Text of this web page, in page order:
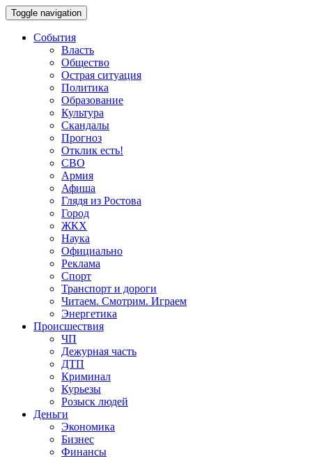
Toggle navigation
События
Власть
Общество
Острая ситуация
Политика
Образование
Культура
Скандалы
Прогноз
Отклик есть!
СВО
Армия
Афиша
Глядя из Ростова
Город
ЖКХ
Наука
Официально
Реклама
Спорт
Транспорт и дороги
Читаем. Смотрим. Играем
Энергетика
Происшествия
ЧП
Дежурная часть
ДТП
Криминал
Курьезы
Розыск людей
Деньги
Экономика
Бизнес
Финансы